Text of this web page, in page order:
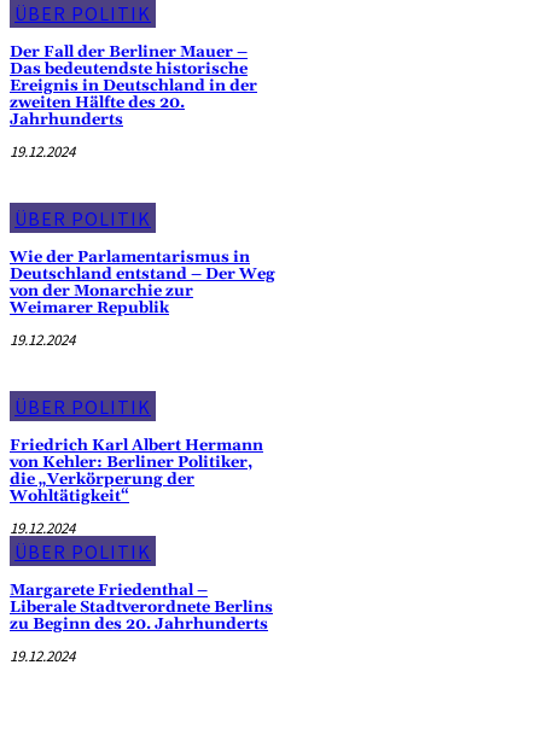
ÜBER POLITIK
Der Fall der Berliner Mauer –
Das bedeutendste historische
Ereignis in Deutschland in der
zweiten Hälfte des 20.
Jahrhunderts
19.12.2024
ÜBER POLITIK
Wie der Parlamentarismus in
Deutschland entstand – Der Weg
von der Monarchie zur
Weimarer Republik
19.12.2024
ÜBER POLITIK
Friedrich Karl Albert Hermann
von Kehler: Berliner Politiker,
die „Verkörperung der
Wohltätigkeit“
19.12.2024
ÜBER POLITIK
Margarete Friedenthal –
Liberale Stadtverordnete Berlins
zu Beginn des 20. Jahrhunderts
19.12.2024